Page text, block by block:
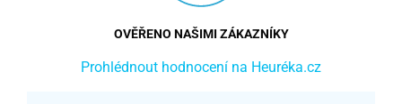
OVĚŘENO NAŠIMI ZÁKAZNÍKY
Prohlédnout hodnocení na Heuréka.cz